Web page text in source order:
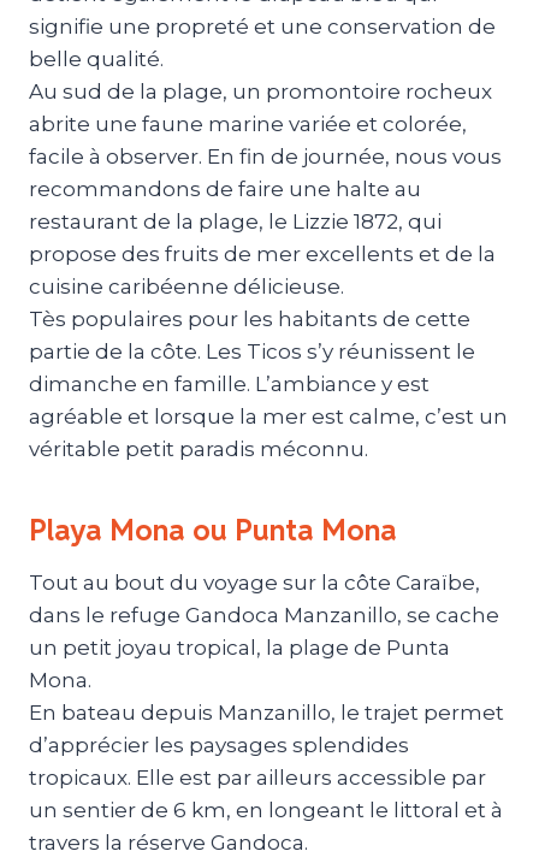
signifie une propreté et une conservation de
belle qualité.
Au sud de la plage, un promontoire rocheux
abrite une faune marine variée et colorée,
facile à observer. En fin de journée, nous vous
recommandons de faire une halte au
restaurant de la plage, le Lizzie 1872, qui
propose des fruits de mer excellents et de la
cuisine caribéenne délicieuse.
Tès populaires pour les habitants de cette
partie de la côte. Les Ticos s’y réunissent le
dimanche en famille. L’ambiance y est
agréable et lorsque la mer est calme, c’est un
véritable petit paradis méconnu.
Playa Mona ou Punta Mona
Tout au bout du voyage sur la côte Caraïbe,
dans le refuge Gandoca Manzanillo, se cache
un petit joyau tropical, la plage de Punta
Mona.
En bateau depuis Manzanillo, le trajet permet
d’apprécier les paysages splendides
tropicaux. Elle est par ailleurs accessible par
un sentier de 6 km, en longeant le littoral et à
travers la réserve Gandoca.